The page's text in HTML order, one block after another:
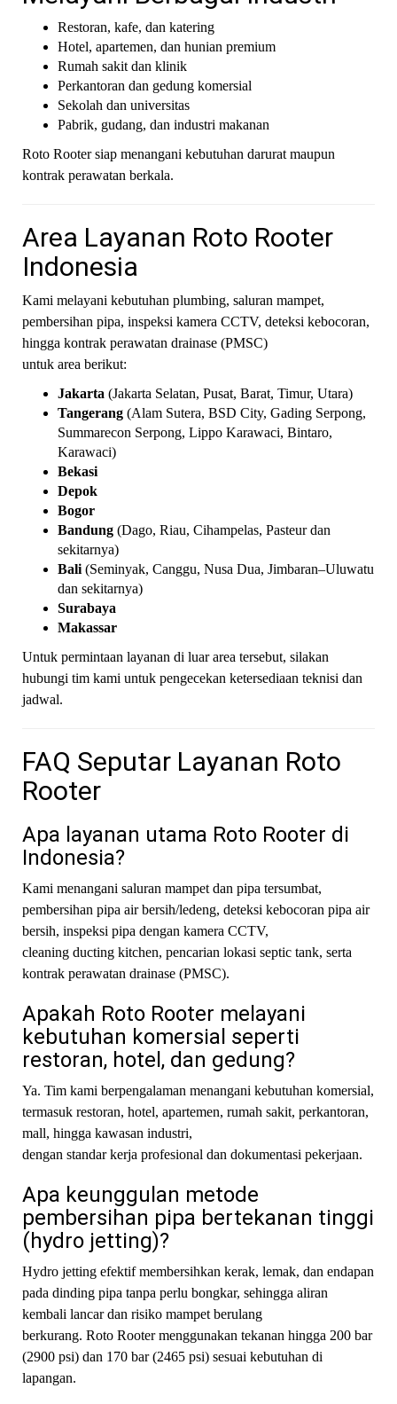
Restoran, kafe, dan katering
Hotel, apartemen, dan hunian premium
Rumah sakit dan klinik
Perkantoran dan gedung komersial
Sekolah dan universitas
Pabrik, gudang, dan industri makanan
Roto Rooter siap menangani kebutuhan darurat maupun
kontrak perawatan berkala.
Area Layanan Roto Rooter
Indonesia
Kami melayani kebutuhan plumbing, saluran mampet,
pembersihan pipa, inspeksi kamera CCTV, deteksi kebocoran,
hingga kontrak perawatan drainase (PMSC)
untuk area berikut:
Jakarta (Jakarta Selatan, Pusat, Barat, Timur, Utara)
Tangerang (Alam Sutera, BSD City, Gading Serpong,
Summarecon Serpong, Lippo Karawaci, Bintaro,
Karawaci)
Bekasi
Depok
Bogor
Bandung (Dago, Riau, Cihampelas, Pasteur dan
sekitarnya)
Bali (Seminyak, Canggu, Nusa Dua, Jimbaran–Uluwatu
dan sekitarnya)
Surabaya
Makassar
Untuk permintaan layanan di luar area tersebut, silakan
hubungi tim kami untuk pengecekan ketersediaan teknisi dan
jadwal.
FAQ Seputar Layanan Roto
Rooter
Apa layanan utama Roto Rooter di
Indonesia?
Kami menangani saluran mampet dan pipa tersumbat,
pembersihan pipa air bersih/ledeng, deteksi kebocoran pipa air
bersih, inspeksi pipa dengan kamera CCTV,
cleaning ducting kitchen, pencarian lokasi septic tank, serta
kontrak perawatan drainase (PMSC).
Apakah Roto Rooter melayani
kebutuhan komersial seperti
restoran, hotel, dan gedung?
Ya. Tim kami berpengalaman menangani kebutuhan komersial,
termasuk restoran, hotel, apartemen, rumah sakit, perkantoran,
mall, hingga kawasan industri,
dengan standar kerja profesional dan dokumentasi pekerjaan.
Apa keunggulan metode
pembersihan pipa bertekanan tinggi
(hydro jetting)?
Hydro jetting efektif membersihkan kerak, lemak, dan endapan
pada dinding pipa tanpa perlu bongkar, sehingga aliran
kembali lancar dan risiko mampet berulang
berkurang. Roto Rooter menggunakan tekanan hingga 200 bar
(2900 psi) dan 170 bar (2465 psi) sesuai kebutuhan di
lapangan.